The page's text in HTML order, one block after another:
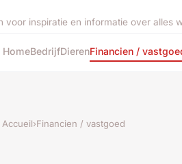
voor inspiratie en informatie over alles
HomeBedrijfDierenFinancien /
Accueil›Financien / vastgoed